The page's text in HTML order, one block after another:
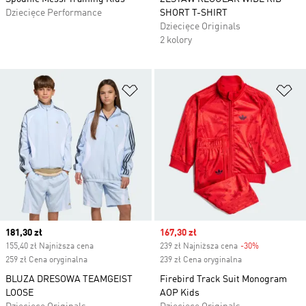
Dziecięce Performance
SHORT T-SHIRT
Dziecięce Originals
2 kolory
Dodaj do listy życzeń
Current price
181,30 zł
155,40 zł Najniższa cena
259 zł Cena oryginalna
BLUZA DRESOWA TEAMGEIST
LOOSE
Sale price
167,30 zł
239 zł Najniższa cena -30%
239 zł Cena oryginalna
Firebird Track Suit Monogram
AOP Kids